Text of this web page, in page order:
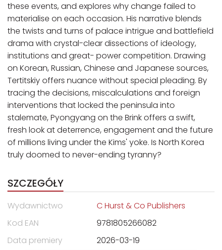
these events, and explores why change failed to
materialise on each occasion. His narrative blends
the twists and turns of palace intrigue and battlefield
drama with crystal-clear dissections of ideology,
institutions and great- power competition. Drawing
on Korean, Russian, Chinese and Japanese sources,
Tertitskiy offers nuance without special pleading. By
tracing the decisions, miscalculations and foreign
interventions that locked the peninsula into
stalemate, Pyongyang on the Brink offers a swift,
fresh look at deterrence, engagement and the future
of millions living under the Kims' yoke. Is North Korea
truly doomed to never-ending tyranny?
SZCZEGÓŁY
Wydawnictwo
C Hurst & Co Publishers
Kod EAN
9781805266082
Data premiery
2026-03-19